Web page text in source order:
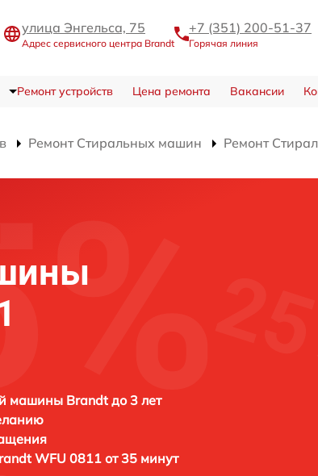
улица Энгельса, 75
Адрес сервисного центра Brandt
+7 (351) 200-51-37
Горячая линия
Ремонт устройств Цена ремонта Вакансии
Ремонт Стиральных машин Ремонт
машины Brandt до 3 лет
WFU 0811 от 35 минут